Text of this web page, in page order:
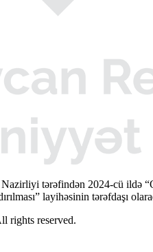
tərəfindən 2024-cü ildə
layihəsinin tərəfdaşı
reserved.